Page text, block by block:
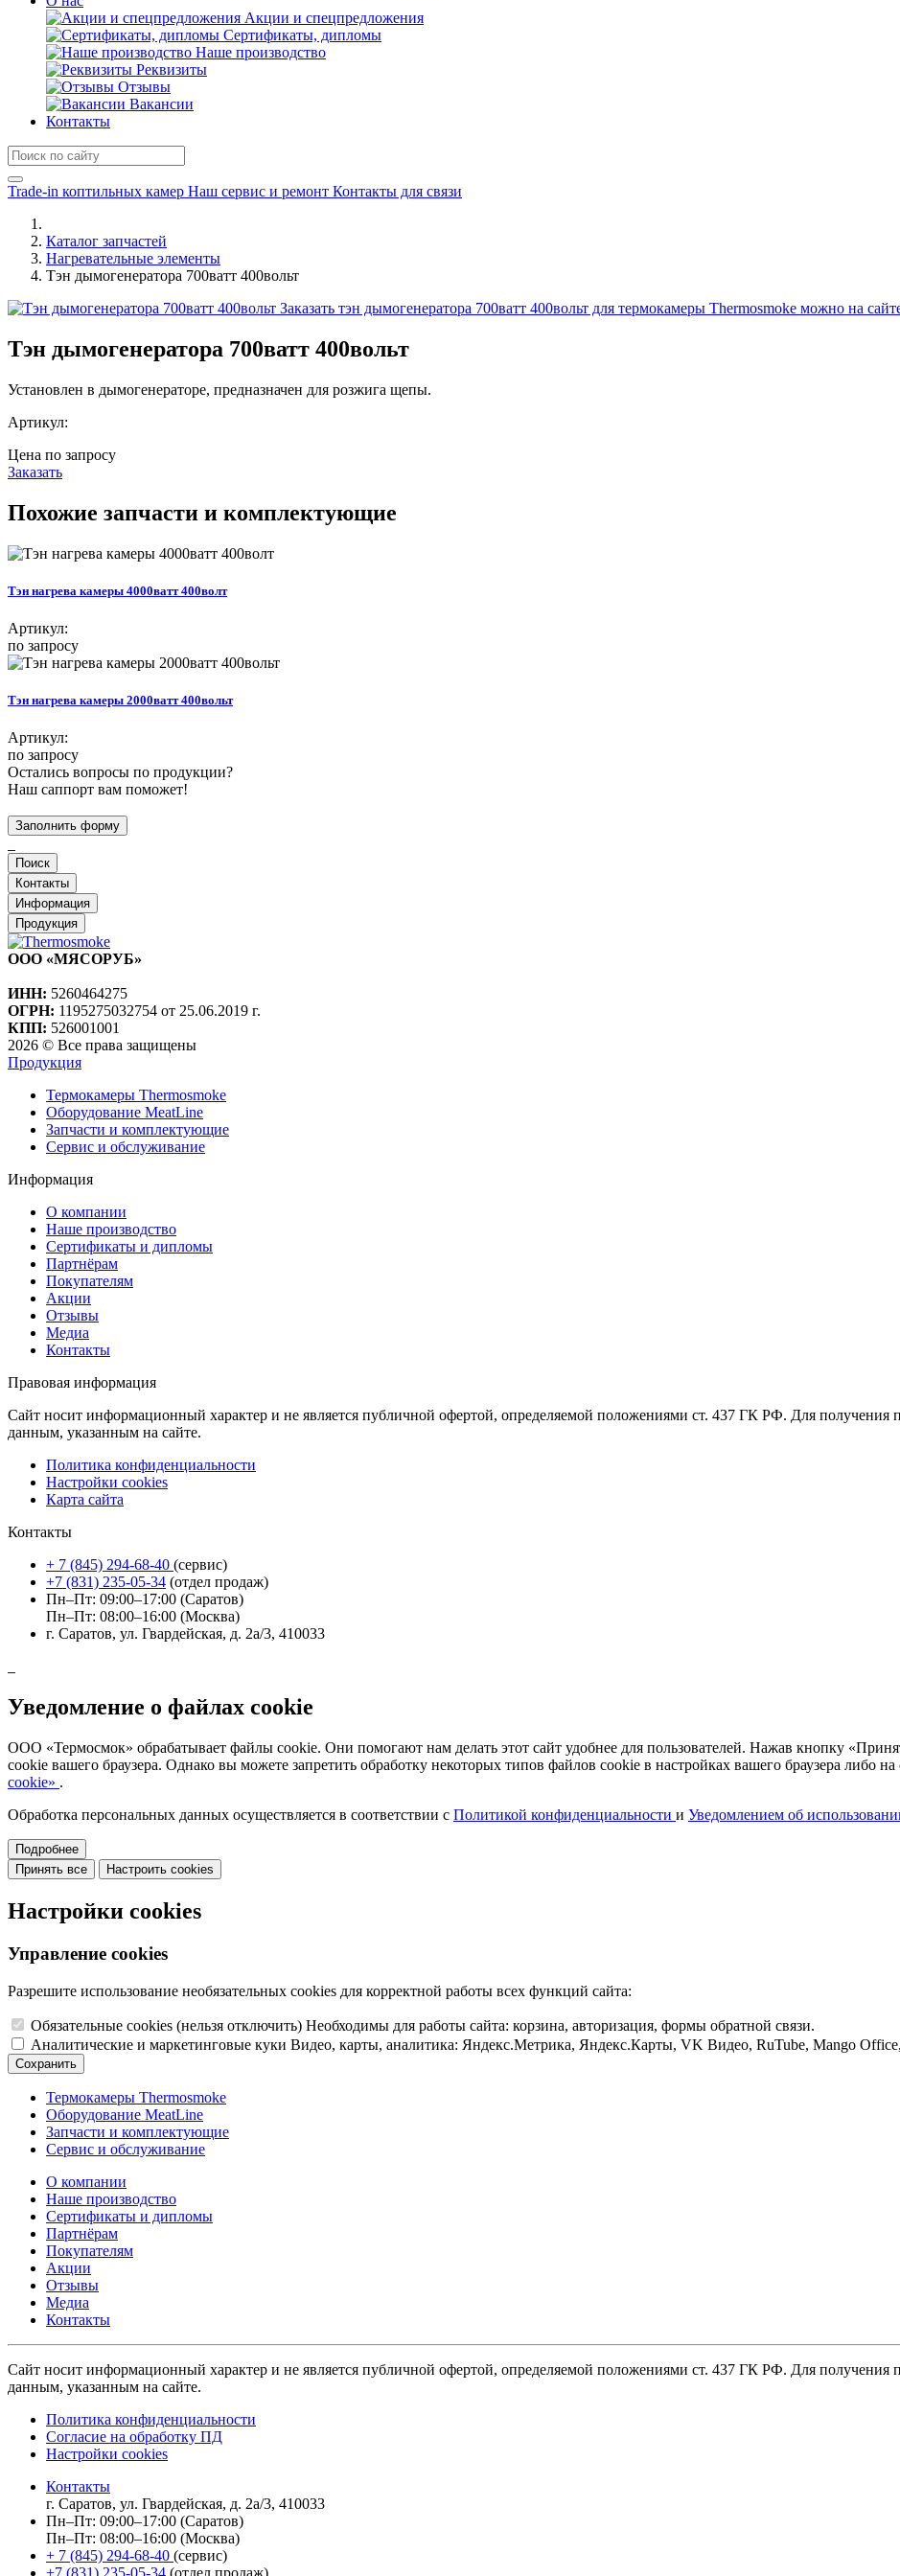
Акции и спецпредложения
Сертификаты, дипломы
Наше производство
Реквизиты
Отзывы
Вакансии
Контакты
Trade-in коптильных камер Наш сервис и ремонт Контакты для связи
Каталог запчастей
Нагревательные элементы
Тэн дымогенератора 700ватт 400вольт
Заказать тэн дымогенератора 700ватт 400вольт для термокамеры Thermosmoke можно на
Тэн дымогенератора 700ватт 400вольт
Установлен в дымогенераторе, предназначен для розжига щепы.
Артикул:
Цена по запросу
Заказать
Похожие запчасти и комплектующие
Тэн нагрева камеры 4000ватт 400волт
Артикул:
по запросу
Тэн нагрева камеры 2000ватт 400вольт
Артикул:
по запросу
Остались вопросы по продукции?
Наш саппорт вам поможет!
Заполнить форму
Поиск
Контакты
Информация
Продукция
ООО «МЯСОРУБ»
ИНН: 5260464275
ОГРН: 1195275032754 от 25.06.2019 г.
КПП: 526001001
2026 © Все права защищены
Продукция
Термокамеры Thermosmoke
Оборудование MeatLine
Запчасти и комплектующие
Сервис и обслуживание
Информация
О компании
Наше производство
Сертификаты и дипломы
Партнёрам
Покупателям
Акции
Отзывы
Медиа
Контакты
Правовая информация
Сайт носит информационный характер и не является публичной офертой, определяемой положениями ст. 437 ГК РФ. Для
данным, указанным на сайте.
Политика конфиденциальности
Настройки cookies
Карта сайта
Контакты
+ 7 (845) 294-68-40 (сервис)
+7 (831) 235-05-34 (отдел продаж)
Пн–Пт: 09:00–17:00 (Саратов)
Пн–Пт: 08:00–16:00 (Москва)
г. Саратов, ул. Гвардейская, д. 2а/3, 410033
Уведомление о файлах cookie
ООО «Термосмок» обрабатывает файлы cookie. Они помогают нам делать этот сайт удобнее для пользователей. Нажав кнопку
cookie вашего браузера. Однако вы можете запретить обработку некоторых типов файлов cookie в настройках вашего браузера либо на
cookie» .
Обработка персональных данных осуществляется в соответствии с Политикой конфиденциальности и Уведомлением об
Подробнее
Принять все
Настроить cookies
Настройки cookies
Управление cookies
Разрешите использование необязательных cookies для корректной работы всех функций сайта:
Обязательные cookies (нельзя отключить) Необходимы для работы сайта: корзина, авторизация, формы обратной связи.
Аналитические и маркетинговые куки Видео, карты, аналитика: Яндекс.Метрика, Яндекс.Карты, VK Видео, RuTube, Mango
Сохранить
Термокамеры Thermosmoke
Оборудование MeatLine
Запчасти и комплектующие
Сервис и обслуживание
О компании
Наше производство
Сертификаты и дипломы
Партнёрам
Покупателям
Акции
Отзывы
Медиа
Контакты
Сайт носит информационный характер и не является публичной офертой, определяемой положениями ст. 437 ГК РФ. Для
данным, указанным на сайте.
Политика конфиденциальности
Согласие на обработку ПД
Настройки cookies
Контакты
г. Саратов, ул. Гвардейская, д. 2а/3, 410033
Пн–Пт: 09:00–17:00 (Саратов)
Пн–Пт: 08:00–16:00 (Москва)
+ 7 (845) 294-68-40 (сервис)
+7 (831) 235-05-34 (отдел продаж)